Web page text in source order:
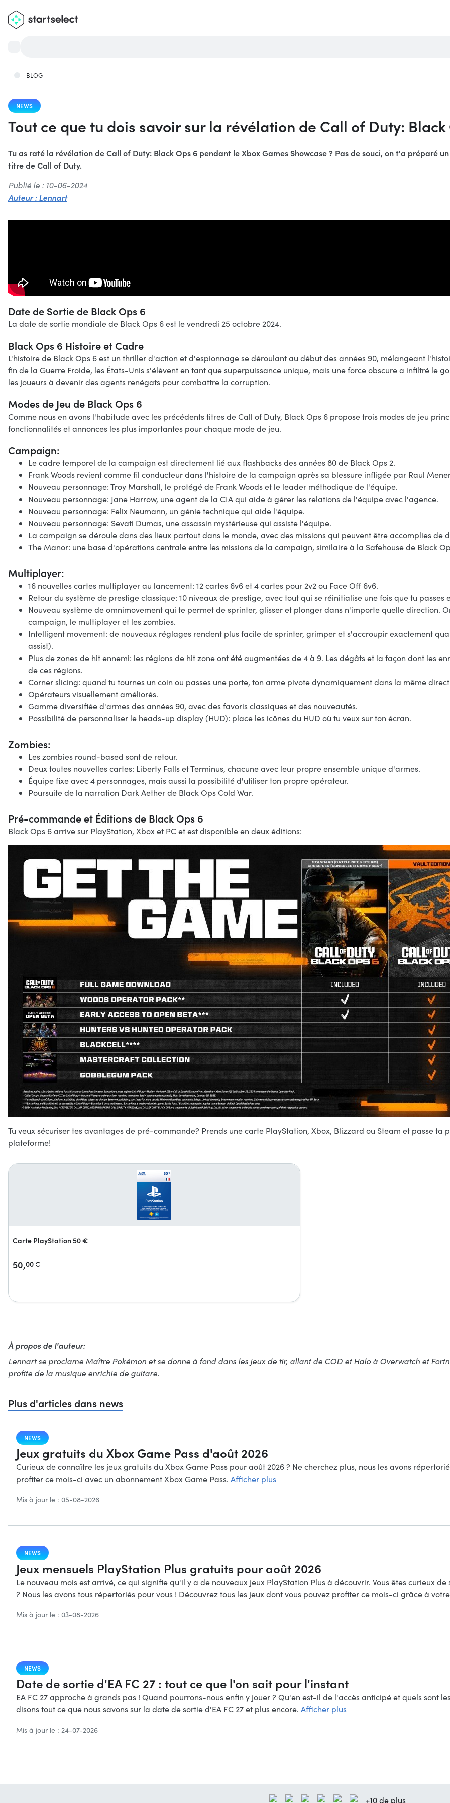
BLOG
NEWS
Tout ce que tu dois savoir sur la révélation de Call of Duty: Black
Tu as raté la révélation de Call of Duty: Black Ops 6 pendant le Xbox Games Showcase ? Pas de souci, on t'a préparé
titre de Call of Duty.
Publié le : 10-06-2024
Auteur : Lennart
Date de Sortie de Black Ops 6
La date de sortie mondiale de Black Ops 6 est le vendredi 25 octobre 2024.
Black Ops 6 Histoire et Cadre
L'histoire de Black Ops 6 est un thriller d'action et d'espionnage se déroulant au début des années 90, mélangeant
fin de la Guerre Froide, les États-Unis s'élèvent en tant que superpuissance unique, mais une force obscure a infiltré le
les joueurs à devenir des agents renégats pour combattre la corruption.
Modes de Jeu de Black Ops 6
Comme nous en avons l'habitude avec les précédents titres de Call of Duty, Black Ops 6 propose trois modes de jeu
fonctionnalités et annonces les plus importantes pour chaque mode de jeu.
Campaign:
Le cadre temporel de la campaign est directement lié aux flashbacks des années 80 de Black Ops 2.
Frank Woods revient comme fil conducteur dans l'histoire de la campaign après sa blessure infligée par Raul
Nouveau personnage: Troy Marshall, le protégé de Frank Woods et le leader méthodique de l'équipe.
Nouveau personnage: Jane Harrow, une agent de la CIA qui aide à gérer les relations de l'équipe avec l'agence.
Nouveau personnage: Felix Neumann, un génie technique qui aide l'équipe.
Nouveau personnage: Sevati Dumas, une assassin mystérieuse qui assiste l'équipe.
La campaign se déroule dans des lieux partout dans le monde, avec des missions qui peuvent être accomplies de
The Manor: une base d'opérations centrale entre les missions de la campaign, similaire à la Safehouse de Black
Multiplayer:
16 nouvelles cartes multiplayer au lancement: 12 cartes 6v6 et 4 cartes pour 2v2 ou Face Off 6v6.
Retour du système de prestige classique: 10 niveaux de prestige, avec tout qui se réinitialise une fois que tu passes
Nouveau système de omnimovement qui te permet de sprinter, glisser et plonger dans n'importe quelle direction.
campaign, le multiplayer et les zombies.
Intelligent movement: de nouveaux réglages rendent plus facile de sprinter, grimper et s'accroupir exactement
assist).
Plus de zones de hit ennemi: les régions de hit zone ont été augmentées de 4 à 9. Les dégâts et la façon dont les
de ces régions.
Corner slicing: quand tu tournes un coin ou passes une porte, ton arme pivote dynamiquement dans la même
Opérateurs visuellement améliorés.
Gamme diversifiée d'armes des années 90, avec des favoris classiques et des nouveautés.
Possibilité de personnaliser le heads-up display (HUD): place les icônes du HUD où tu veux sur ton écran.
Zombies:
Les zombies round-based sont de retour.
Deux toutes nouvelles cartes: Liberty Falls et Terminus, chacune avec leur propre ensemble unique d'armes.
Équipe fixe avec 4 personnages, mais aussi la possibilité d'utiliser ton propre opérateur.
Poursuite de la narration Dark Aether de Black Ops Cold War.
Pré-commande et Éditions de Black Ops 6
Black Ops 6 arrive sur PlayStation, Xbox et PC et est disponible en deux éditions:
Tu veux sécuriser tes avantages de pré-commande? Prends une carte PlayStation, Xbox, Blizzard ou Steam et passe
plateforme!
Carte PlayStation 50 €
50,00€
À propos de l'auteur:
Lennart se proclame Maître Pokémon et se donne à fond dans les jeux de tir, allant de COD et Halo à Overwatch et
profite de la musique enrichie de guitare.
Plus d'articles dans news
NEWS
Jeux gratuits du Xbox Game Pass d'août 2026
Curieux de connaître les jeux gratuits du Xbox Game Pass pour août 2026 ? Ne cherchez plus, nous les avons
profiter ce mois-ci avec un abonnement Xbox Game Pass. Afficher plus
Mis à jour le : 05-08-2026
NEWS
Jeux mensuels PlayStation Plus gratuits pour août 2026
Le nouveau mois est arrivé, ce qui signifie qu'il y a de nouveaux jeux PlayStation Plus à découvrir. Vous êtes curieux
? Nous les avons tous répertoriés pour vous ! Découvrez tous les jeux dont vous pouvez profiter ce mois-ci grâce à
Mis à jour le : 03-08-2026
NEWS
Date de sortie d'EA FC 27 : tout ce que l'on sait pour l'instant
EA FC 27 approche à grands pas ! Quand pourrons-nous enfin y jouer ? Qu'en est-il de l'accès anticipé et quels sont
disons tout ce que nous savons sur la date de sortie d'EA FC 27 et plus encore. Afficher plus
Mis à jour le : 24-07-2026
+10 de plus